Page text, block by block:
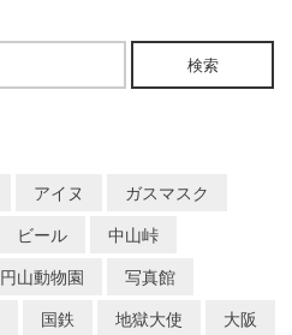
アイヌ
ガスマスク
ビール
中山峠
円山動物園
写真館
国鉄 地獄大使
大阪